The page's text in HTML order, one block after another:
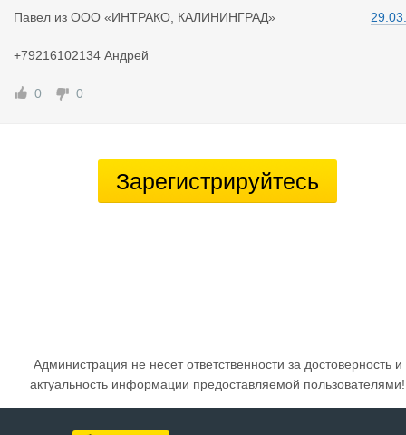
Павел из ООО «ИНТРАКО, КАЛИНИНГРАД»
+79216102134 Андрей
0 0
Зарегистрируйтесь
Администрация не несет ответственности за достоверность и
актуальность информации предоставляемой пользователями!